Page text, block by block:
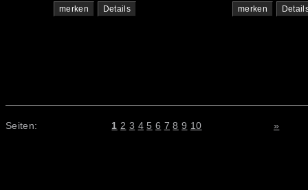
merken Details merken
Seiten: 1 2 3 4 5 6 7 8 9 10 »